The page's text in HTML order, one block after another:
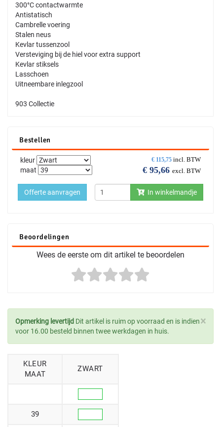
300°C contactwarmte
Antistatisch
Cambrelle voering
Stalen neus
Kevlar tussenzool
Versteviging bij de hiel voor extra support
Kevlar stiksels
Lasschoen
Uitneembare inlegzool
903 Collectie
Bestellen
€ 115,75 incl. BTW
€ 95,66 excl. BTW
kleur
maat
In winkelmandje
Offerte aanvragen
Beoordelingen
Wees de eerste om dit artikel te beoordelen
×
Opmerking levertijd Dit artikel is ruim op voorraad en is indien
voor 16.00 besteld binnen twee werkdagen in huis.
KLEUR
MAAT
ZWART
39